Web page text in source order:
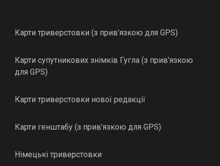
Карти триверстовки (з прив’язкою для GPS)
Карти супутникових знімків Гугла (з прив’язкою
для GPS)
Карти триверстовки нової редакції
Карти генштабу (з прив’язкою для GPS)
Німецькі триверстовки